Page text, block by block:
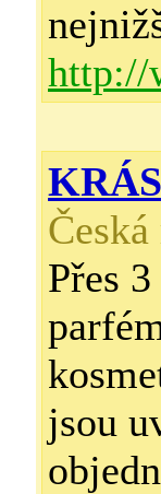
http://
Přes
jsou